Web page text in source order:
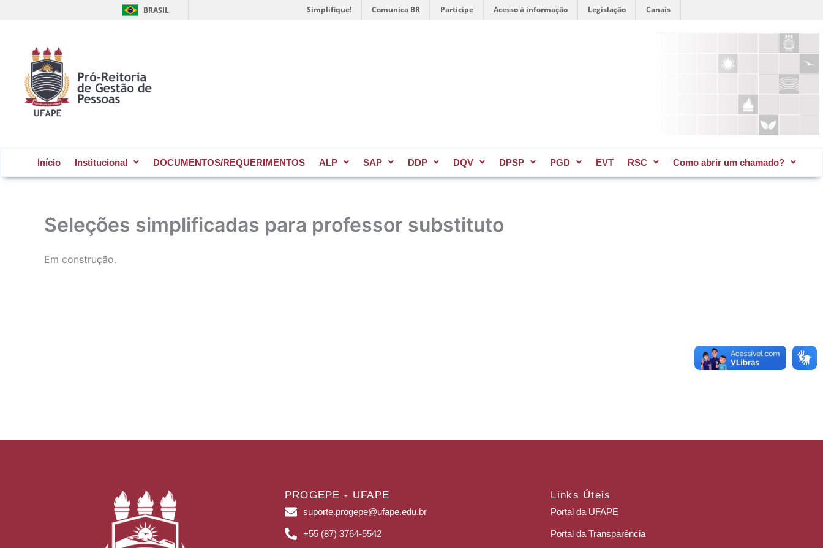
BRASIL Simplifique! Comunica BR Participe Acesso à informação Legislação Canais
para
conteúdo
Início Institucional DOCUMENTOS/REQUERIMENTOS ALP SAP DDP DQV DPSP PGD EVT RSC Como abrir um chamado?​
Seleções simplificadas para professor substituto
Em construção.
PROGEPE - UFAPE
suporte.progepe@ufape.edu.br
+55 (87) 3764-5542
Links Úteis
Portal da UFAPE
Portal da Transparência